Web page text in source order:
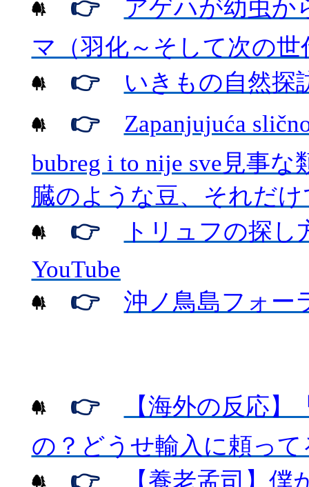
👉
アゲハが幼虫か
マ（羽化～そして次の世
👉
いきもの自然探
👉
Zapanjujuća
bubreg i to nije sve 見事な
臓のような豆、それだ
👉
トリュフの探し
YouTube
👉
沖ノ鳥島フォー
👉
【海外の反応
の？どうせ輸入に頼っ
👉
【養老孟司】